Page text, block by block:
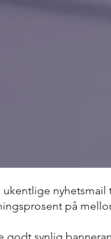
ukentlige nyhetsmail
på